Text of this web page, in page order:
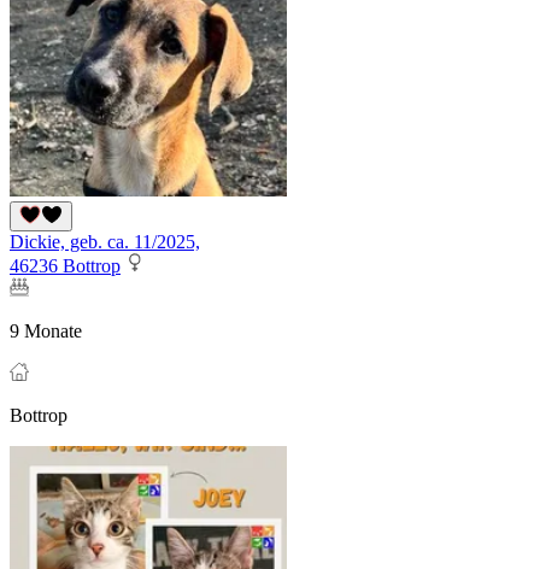
Dickie, geb. ca. 11/2025,
46236 Bottrop
9 Monate
Bottrop